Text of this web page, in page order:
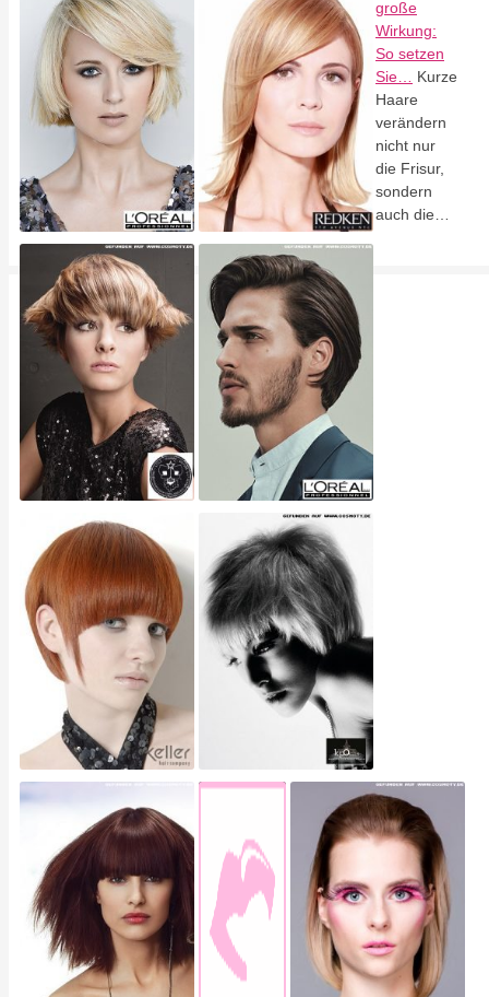
große
Wirkung:
So setzen
Sie…
Kurze
Haare
verändern
nicht nur
die Frisur,
sondern
auch die…